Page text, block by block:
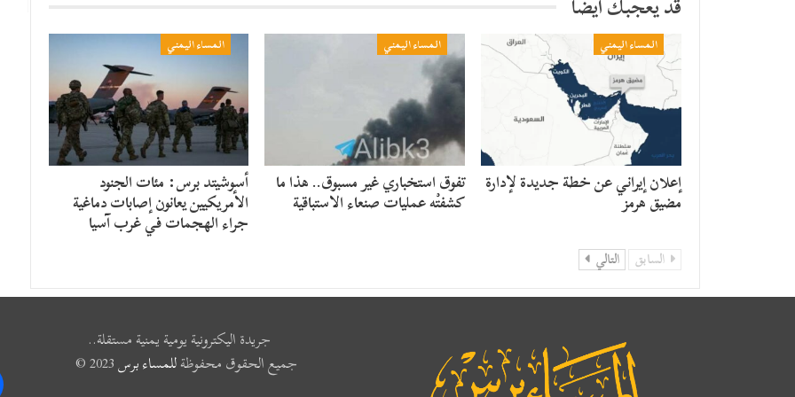
المساء اليمني
إعلان إيراني عن خطة جديدة لإدارة
مضيق هرمز
المساء اليمني
تفوق استخباري غير مسبوق.. هذا ما
كشفتْه عمليات صنعاء الاستباقية
المساء اليمني
أسوشيتد برس: مئات الجنود
الأمريكيين يعانون إصابات دماغية
جراء الهجمات في غرب آسيا
السابق التالي
جريدة اليكترونية يومية يمنية مستقلة..
جميع الحقوق محفوظةللمساء برس